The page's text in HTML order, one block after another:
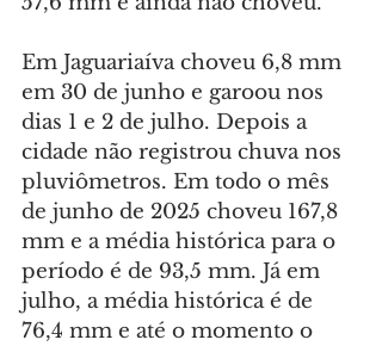
Em Jaguariaíva choveu 6,8 mm
em 30 de junho e garoou nos
dias 1 e 2 de julho. Depois a
cidade não registrou chuva nos
pluviômetros. Em todo o mês
de junho de 2025 choveu 167,8
mm e a média histórica para o
período é de 93,5 mm. Já em
julho, a média histórica é de
76,4 mm e até o momento o